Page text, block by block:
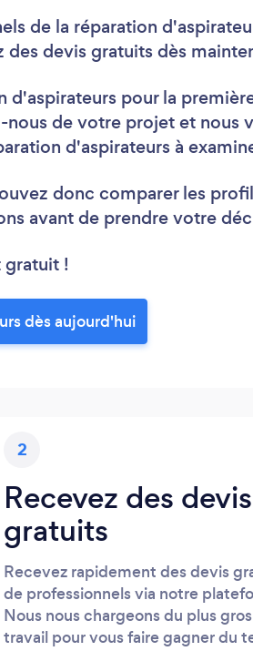
de la réparation
devis gratuits dès
d'aspirateurs pour la
nous de votre projet et nous
d'aspirateurs à
donc comparer les
avant de prendre votre
gratuit !
dès aujourd'hui
2
Recevez des devis
gratuits
Recevez rapidement des devis
de professionnels via notre
Nous nous chargeons du plus
travail pour vous faire gagner du